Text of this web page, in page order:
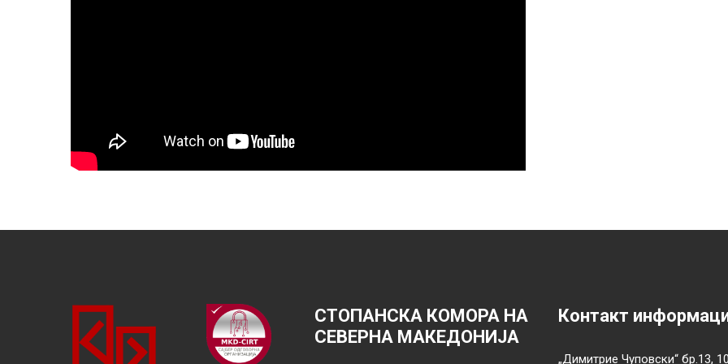
СТОПАНСКА КОМОРА НА
СЕВЕРНА МАКЕДОНИЈА
Контакт
„Димитрие Чуповски“ бр.13,